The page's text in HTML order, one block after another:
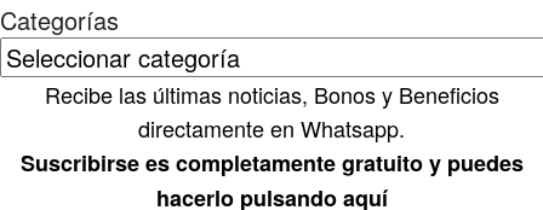
Categorías
Recibe las últimas noticias, Bonos y Beneficios
directamente en Whatsapp.
Suscribirse es completamente gratuito y puedes
hacerlo pulsando aquí